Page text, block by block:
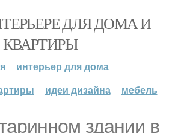
ДЛЯ ДОМА И
КВАРТИРЫ
интерьер для дома
идеи дизайна мебель
здании в